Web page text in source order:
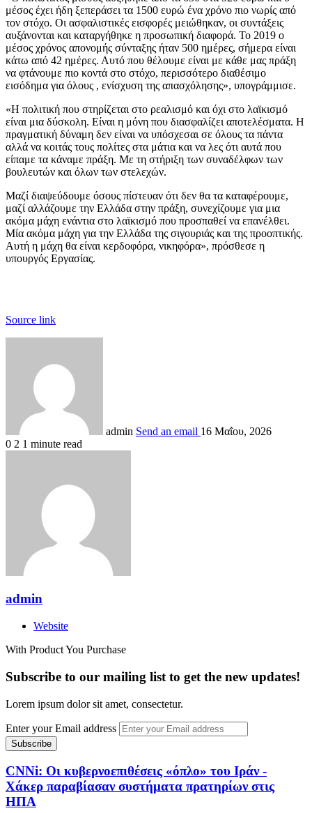
μέσος έχει ήδη ξεπεράσει τα 1500 ευρώ ένα χρόνο πιο νωρίς από
τον στόχο. Οι ασφαλιστικές εισφορές μειώθηκαν, οι συντάξεις
αυξάνονται και καταργήθηκε η προσωπική διαφορά. Το 2019 ο
μέσος χρόνος απονομής σύνταξης ήταν 500 ημέρες, σήμερα είναι
κάτω από 42 ημέρες. Αυτό που θέλουμε είναι με κάθε μας πράξη
να φτάνουμε πιο κοντά στο στόχο, περισσότερο διαθέσιμο
εισόδημα για όλους , ενίσχυση της απασχόλησης», υπογράμμισε.
«Η πολιτική που στηρίζεται στο ρεαλισμό και όχι στο λαϊκισμό
είναι μια δύσκολη. Είναι η μόνη που διασφαλίζει αποτελέσματα. Η
πραγματική δύναμη δεν είναι να υπόσχεσαι σε όλους τα πάντα
αλλά να κοιτάς τους πολίτες στα μάτια και να λες ότι αυτά που
είπαμε τα κάναμε πράξη. Με τη στήριξη των συναδέλφων των
βουλευτών και όλων των στελεχών.
Μαζί διαψεύδουμε όσους πίστευαν ότι δεν θα τα καταφέρουμε,
μαζί αλλάζουμε την Ελλάδα στην πράξη, συνεχίζουμε για μια
ακόμα μάχη ενάντια στο λαϊκισμό που προσπαθεί να επανέλθει.
Μία ακόμα μάχη για την Ελλάδα της σιγουριάς και της προοπτικής.
Αυτή η μάχη θα είναι κερδοφόρα, νικηφόρα», πρόσθεσε η
υπουργός Εργασίας.
Source link
admin Send an email 16 Μαΐου, 2026
0 2 1 minute read
admin
Website
With Product You Purchase
Subscribe to our mailing list to get the new updates!
Lorem ipsum dolor sit amet, consectetur.
Enter your Email address
CNNi: Οι κυβερνοεπιθέσεις «όπλο» του Ιράν -
Xάκερ παραβίασαν συστήματα πρατηρίων στις
ΗΠΑ